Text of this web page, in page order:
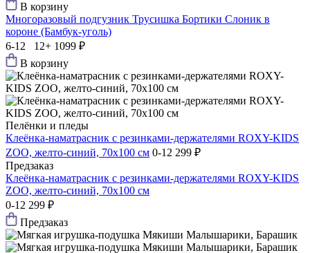
В корзину
Многоразовый подгузник Трусишка Бортики Слоник в
короне (Бамбук-уголь)
6-12 12+ 1099 ₽
В корзину
Пелёнки и пледы
Клеёнка-наматрасник с резинками-держателями ROXY-KIDS
ZOO, желто-синий, 70х100 см 0-12 299 ₽
Предзаказ
Клеёнка-наматрасник с резинками-держателями ROXY-KIDS
ZOO, желто-синий, 70х100 см
0-12 299 ₽
Предзаказ